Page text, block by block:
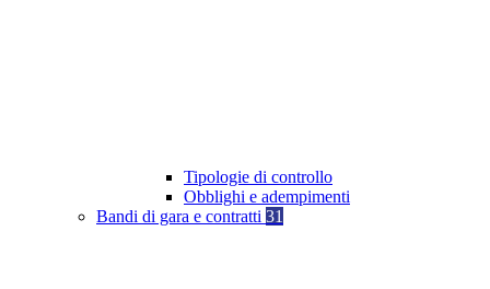
Tipologie di controllo
Obblighi e adempimenti
Bandi di gara e contratti 31